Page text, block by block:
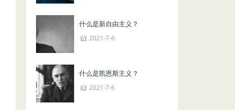
什么是新自由主义？
2021-7-6
什么是凯恩斯主义？
2021-7-6